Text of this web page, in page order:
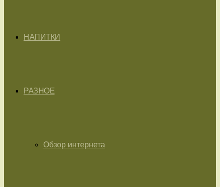
НАПИТКИ
РАЗНОЕ
Обзор интернета